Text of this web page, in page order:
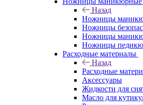
Назад
Ножницы
Ножницы
Ножницы
Ножницы
Расходные материалы
Назад
Расходные
Аксессуары
Жидкости для
Масло для